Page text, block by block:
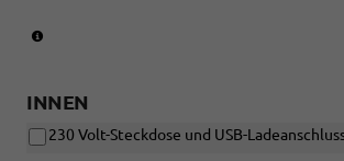
mit:
Family
INNEN
230 Volt-Steckdose und USB-